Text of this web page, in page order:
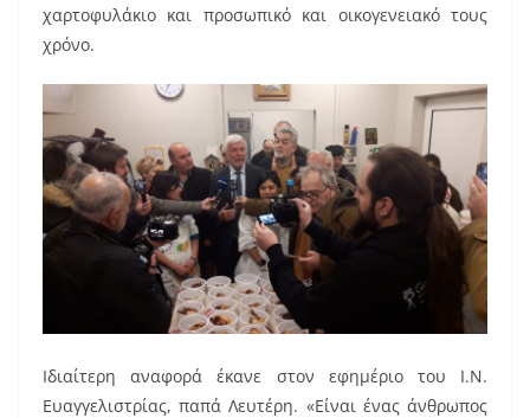
χαρτοφυλάκιο και προσωπικό και οικογενειακό τους
χρόνο.
Ιδιαίτερη αναφορά έκανε στον εφημέριο του Ι.Ν.
Ευαγγελιστρίας, παπά Λευτέρη. «Είναι ένας άνθρωπος